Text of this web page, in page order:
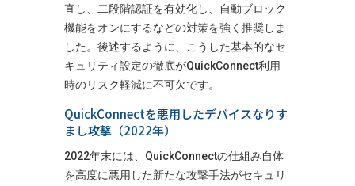
直し、二段階認証を有効化し、自動ブロック
機能をオンにするなどの対策を強く推奨しま
した​ 。後述するように、こうした基本的なセ
キュリティ設定の徹底がQuickConnect利用
時のリスク軽減に不可欠です。
QuickConnectを悪用したデバイスなりす
まし攻撃（2022年）
2022年末には、QuickConnectの仕組み自体
を高度に悪用した新たな攻撃手法がセキュリ